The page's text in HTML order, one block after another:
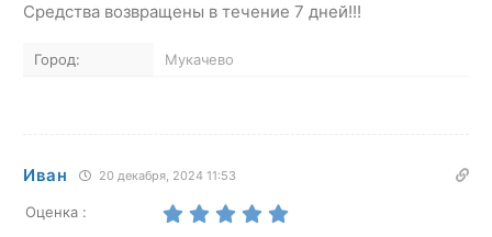
Средства возвращены в течение 7 дней!!!
Город: Мукачево
Иван 20 декабря, 2024 11:53
Оценка :